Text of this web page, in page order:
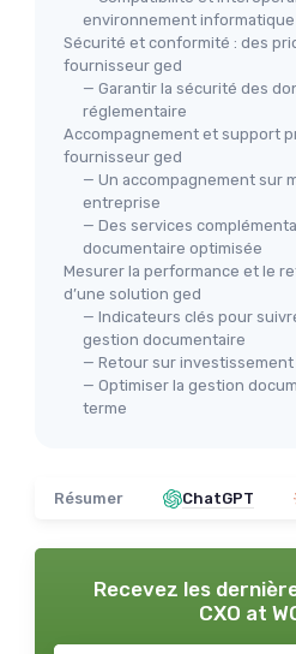
environnement informatique
Sécurité et conformité : des
fournisseur ged
— Garantir la sécurité des
réglementaire
Accompagnement et support
fournisseur ged
— Un accompagnement sur
entreprise
— Des services
documentaire optimisée
Mesurer la performance et le
d’une solution ged
— Indicateurs clés pour
gestion documentaire
— Retour sur
— Optimiser la gestion
terme
Résumer ChatGPT
Recevez les
CXO at